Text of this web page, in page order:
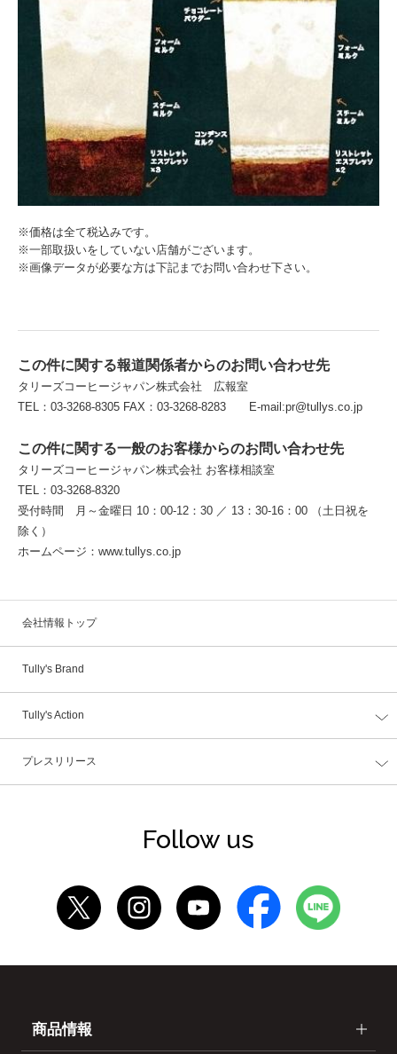
※価格は全て税込みです。
※一部取扱いをしていない店舗がございます。
※画像データが必要な方は下記までお問い合わせ下さい。
この件に関する報道関係者からのお問い合わせ先
タリーズコーヒージャパン株式会社 広報室
TEL：03-3268-8305 FAX：03-3268-8283 E-mail:pr@tullys.co.jp
この件に関する一般のお客様からのお問い合わせ先
タリーズコーヒージャパン株式会社 お客様相談室
TEL：03-3268-8320
受付時間 月～金曜日 10：00-12：30 ／ 13：30-16：00 （土日祝を
除く）
ホームページ：www.tullys.co.jp
会社情報トップ
Tully's Brand
Tully's Action
プレスリリース
Follow us
商品情報